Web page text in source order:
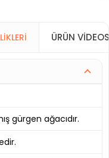
ÜRÜN
gürgen ağacıdır.